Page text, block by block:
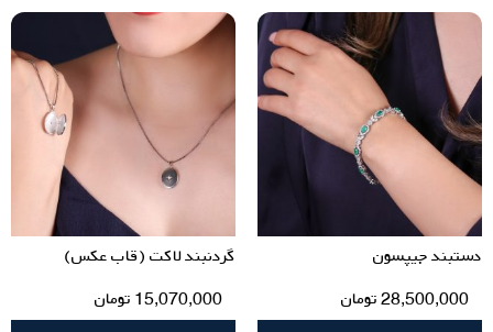
دستبند جیپسون
28,500,000تومان
گردنبند لاکت (قاب عکس)
15,070,000 تومان